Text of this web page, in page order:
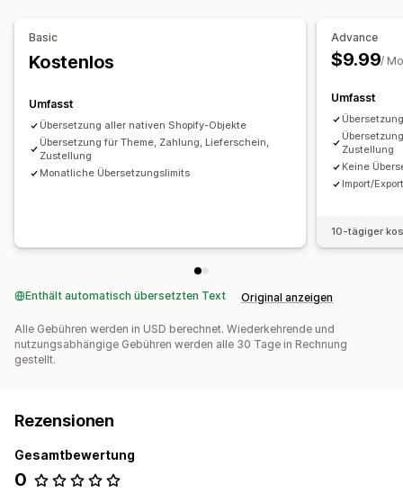
Basic
Kostenlos
Umfasst
Übersetzung aller nativen Shopify-Objekte
Übersetzung für Theme, Zahlung, Lieferschein,
Zustellung
Monatliche Übersetzungslimits
Advance
$9.99/
Umfasst
Zustellung
Keine
Import/
10-tägiger
Enthält automatisch übersetzten Text Original anzeigen
Alle Gebühren werden in USD berechnet. Wiederkehrende und
nutzungsabhängige Gebühren werden alle 30 Tage in Rechnung
gestellt.
Rezensionen
Gesamtbewertung
0